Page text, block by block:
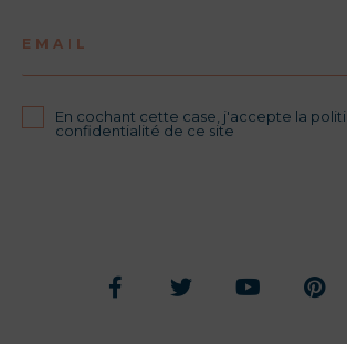
EMAIL
En cochant cette case, j'accepte la
confidentialité de ce site